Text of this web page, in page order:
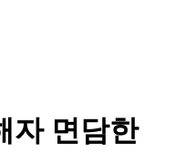
자 면담한